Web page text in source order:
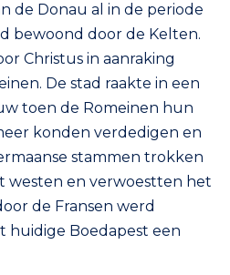
de Donau al in de periode
bewoond door de Kelten.
Christus in aanraking
De stad raakte in een
toen de Romeinen hun
konden verdedigen en
stammen trokken
westen en verwoestten het
de Fransen werd
huidige Boedapest een